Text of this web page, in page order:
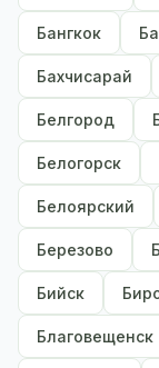
Бангкок
Бахчисарай
Белгород
Белогорск
Белоярский
Березово
Бийск
Благовещенск